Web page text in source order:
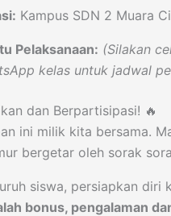
Kampus SDN 2 Muara
Pelaksanaan: (Silakan
kelas untuk jadwal
dan Berpartisipasi! 🔥
ini milik kita bersama.
bergetar oleh sorak
siswa, persiapkan diri
bonus, pengalaman